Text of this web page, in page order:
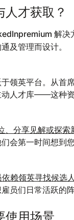
人才获取？
解
及管理而设计。
领英平台。从首
人才库——这种
、分享见解或探索
会第一时间想到您
赖领英寻找候选
员们日常活跃的阵
使用场景